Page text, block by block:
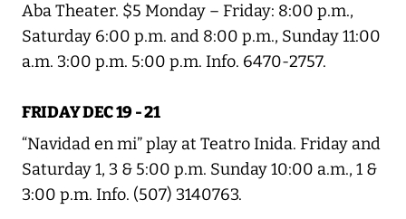
Aba Theater. $5 Monday – Friday: 8:00 p.m.,
Saturday 6:00 p.m. and 8:00 p.m., Sunday 11:00
a.m. 3:00 p.m. 5:00 p.m. Info. 6470-2757.
FRIDAY DEC 19 - 21
“Navidad en mi” play at Teatro Inida. Friday and
Saturday 1, 3 & 5:00 p.m. Sunday 10:00 a.m., 1 &
3:00 p.m. Info. (507) 3140763.